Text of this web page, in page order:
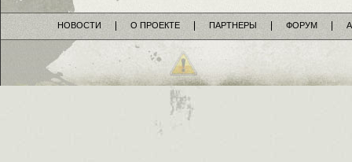
НОВОСТИ О ПРОЕКТЕ ПАРТНЕРЫ ФОРУМ